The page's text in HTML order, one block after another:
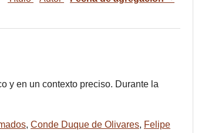
y en un contexto preciso. Durante la
, Conde Duque de Olivares, Felipe